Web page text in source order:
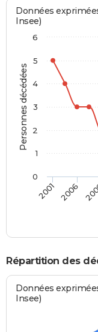
Personnes décédées
Données
Insee)
2001 2006
0
1
2
3
4
5
6
Répartition des
Données
Insee)